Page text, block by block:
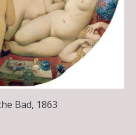
Bad, 1863